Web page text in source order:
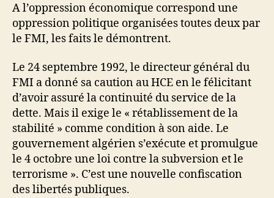
A l’oppression économique correspond une
oppression politique organisées toutes deux par
le FMI, les faits le démontrent.
Le 24 septembre 1992, le directeur général du
FMI a donné sa caution au HCE en le félicitant
d’avoir assuré la continuité du service de la
dette. Mais il exige le « rétablissement de la
stabilité » comme condition à son aide. Le
gouvernement algérien s’exécute et promulgue
le 4 octobre une loi contre la subversion et le
terrorisme ». C’est une nouvelle confiscation
des libertés publiques.